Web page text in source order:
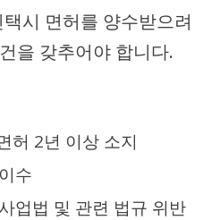
시 면허를 양수받으려
을 갖추어야 합니다.
허 2년 이상 소지
수
업법 및 관련 법규 위반